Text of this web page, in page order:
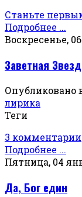
Станьте
Подробнее ...
Воскресенье,
Заветная
Опубликовано
лирика
Теги
3 комментарии
Подробнее ...
Пятница, 04
Да, Бог един